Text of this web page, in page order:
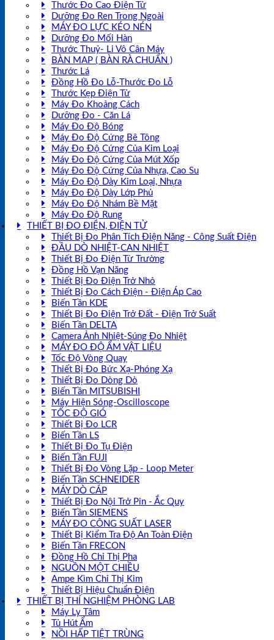
Thước Đo Cao Điện Tử
Dưỡng Đo Ren Trong Ngoài
MÁY ĐO LỰC KÉO NÉN
Dưỡng Đo Mối Hàn
Thước Thuỷ- Li Vô Cân Máy
BÀN MAP ( BÀN RÀ CHUẨN )
Thước Lá
Đồng Hồ Đo Lỗ-Thước Đo Lỗ
Thước Kẹp Điện Tử
Máy Đo Khoảng Cách
Dưỡng Đo - Căn Lá
Máy Đo Độ Bóng
Máy Đo Độ Cứng Bê Tông
Máy Đo Độ Cứng Của Kim Loại
Máy Đo Độ Cứng Của Mút Xốp
Máy Đo Độ Cứng Của Nhựa, Cao Su
Máy Đo Độ Dày Kim Loại, Nhựa
Máy Đo Độ Dày Lớp Phủ
Máy Đo Độ Nhám Bề Mặt
Máy Đo Độ Rung
THIẾT BỊ ĐO ĐIỆN, ĐIỆN TỬ
Thiết Bị Đo Phân Tích Điện Năng - Công Suất Điện
ĐẦU DÒ NHIỆT-CAN NHIỆT
Thiết Bị Đo Điện Từ Trường
Đồng Hồ Vạn Năng
Thiết Bị Đo Điện Trở Nhỏ
Thiết Bị Đo Cách Điện - Điện Áp Cao
Biến Tần KDE
Thiết Bị Đo Điện Trở Đất - Điện Trở Suất
Biến Tần DELTA
Camera Ảnh Nhiệt-Súng Đo Nhiệt
MÁY ĐO ĐỘ ẨM VẬT LIỆU
Tốc Độ Vòng Quay
Thiết Bị Đo Bức Xạ-Phóng Xạ
Thiết Bị Đo Dòng Dò
Biến Tần MITSUBISHI
Máy Hiện Sóng-Oscilloscope
TỐC ĐỘ GIÓ
Thiết Bị Đo LCR
Biến Tần LS
Thiết Bị Đo Tụ Điện
Biến Tần FUJI
Thiết Bị Đo Vòng Lặp - Loop Meter
Biến Tần SCHNEIDER
MÁY DÒ CÁP
Thiết Bị Đo Nội Trở Pin - Ắc Quy
Biến Tần SIEMENS
MÁY ĐO CÔNG SUẤT LASER
Thiết Bị Kiểm Tra Độ An Toàn Điện
Biến Tần FRECON
Đồng Hồ Chỉ Thị Pha
NGUỒN MỘT CHIỀU
Ampe Kìm Chỉ Thị Kim
Thiết Bị Hiệu Chuẩn Điện
THIẾT BỊ THÍ NGHIỆM PHÒNG LAB
Máy Ly Tâm
Tủ Hút Ẩm
NỒI HẤP TIỆT TRÙNG